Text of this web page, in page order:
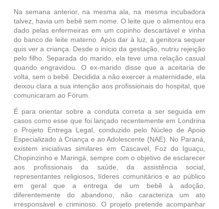
Na semana anterior, na mesma ala, na mesma incubadora
talvez, havia um bebê sem nome. O leite que o alimentou era
dado pelas enfermeiras em um copinho descartável e vinha
do banco de leite materno. Após dar à luz, a genitora sequer
quis ver a criança. Desde o início da gestação, nutriu rejeição
pelo filho. Separada do marido, ela teve uma relação casual
quando engravidou. O ex-marido disse que a aceitaria de
volta, sem o bebê. Decidida a não exercer a maternidade, ela
deixou clara a sua intenção aos profissionais do hospital, que
comunicaram ao Fórum.
É para orientar sobre a conduta correta a ser seguida em
casos como esse que foi lançado recentemente em Londrina
o Projeto Entrega Legal, conduzido pelo Núcleo de Apoio
Especializado à Criança e ao Adolescente (NAE). No Paraná,
existem iniciativas similares em Cascavel, Foz do Iguaçu,
Chopinzinho e Maringá, sempre com o objetivo de esclarecer
aos profissionais da saúde, da assistência social,
representantes religiosos, líderes comunitários e ao público
em geral que a entrega de um bebê à adoção,
diferentemente do abandono, não caracteriza um ato
irresponsável e criminoso. O projeto pretende acompanhar